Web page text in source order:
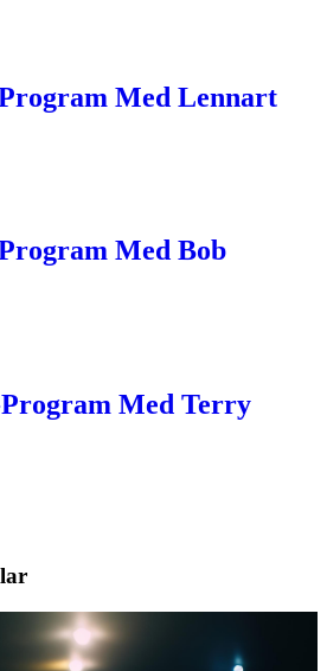
Med Lennart
Med Bob
Med Terry